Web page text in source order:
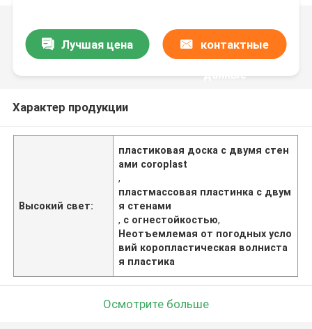
Лучшая цена контактные
данные
Характер продукции
Высокий свет:
пластиковая доска с двумя стен
ами coroplast
,
пластмассовая пластинка с двум
я стенами
, с огнестойкостью,
Неотъемлемая от погодных усло
вий коропластическая волниста
я пластика
Осмотрите больше